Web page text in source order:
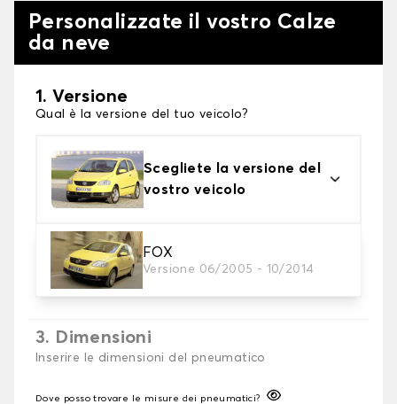
Personalizzate il vostro Calze
da neve
1. Versione
Qual è la versione del tuo veicolo?
Scegliete la versione del
vostro veicolo
FOX
Versione 06/2005 - 10/2014
2. Finitura a calza
Scegli le calze da neve adatte alle tue necessità
3. Dimensioni
Inserire le dimensioni del pneumatico
Dove posso trovare le misure dei pneumatici?